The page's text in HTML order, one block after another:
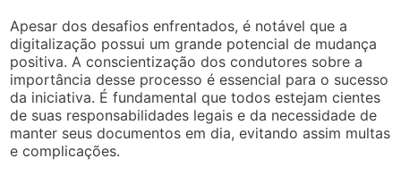
Apesar dos desafios enfrentados, é notável que a
digitalização possui um grande potencial de mudança
positiva. A conscientização dos condutores sobre a
importância desse processo é essencial para o sucesso
da iniciativa. É fundamental que todos estejam cientes
de suas responsabilidades legais e da necessidade de
manter seus documentos em dia, evitando assim multas
e complicações.